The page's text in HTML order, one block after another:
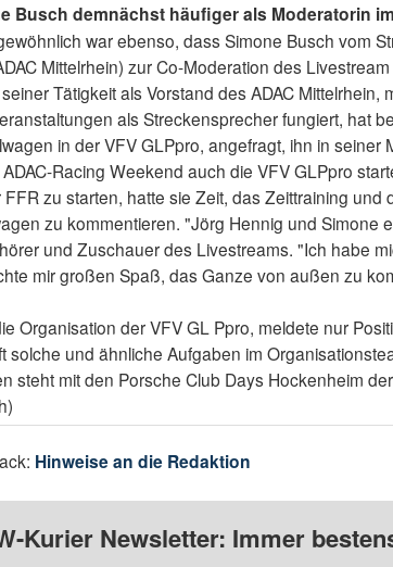
Busch demnächst häufiger als Moderatorin
war ebenso, dass Simone Busch vom
Mittelrhein) zur Co-Moderation des
Tätigkeit als Vorstand des ADAC Mittelrhein,
als Streckensprecher fungiert, hat
in der VFV GLPpro, angefragt, ihn in seiner
Racing Weekend auch die VFV GLPpro
FFR zu starten, hatte sie Zeit, das Zeittraining
zu kommentieren. "Jörg Hennig und Simone
und Zuschauer des Livestreams. "Ich habe
mir großen Spaß, das Ganze von außen zu
Organisation der VFV GL Ppro, meldete nur
solche und ähnliche Aufgaben im
steht mit den Porsche Club Days Hockenheim
Hinweise an die Redaktion
Kurier Newsletter: Immer